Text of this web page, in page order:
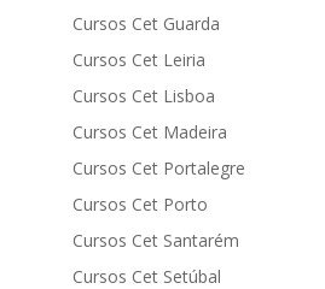
Cursos Cet Guarda
Cursos Cet Leiria
Cursos Cet Lisboa
Cursos Cet Madeira
Cursos Cet Portalegre
Cursos Cet Porto
Cursos Cet Santarém
Cursos Cet Setúbal